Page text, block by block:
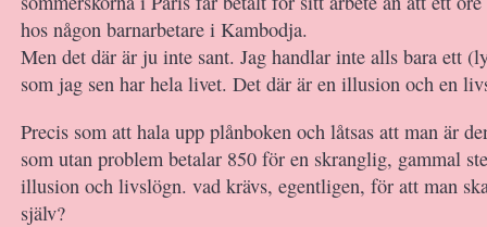
hos någon barnarbetare i Kambodja.
Men det där är ju inte sant. Jag handlar inte alls bara ett
som jag sen har hela livet. Det där är en illusion och en
Precis som att hala upp plånboken och låtsas att man är
som utan problem betalar 850 för en skranglig, gammal
illusion och livslögn. vad krävs, egentligen, för att man
själv?